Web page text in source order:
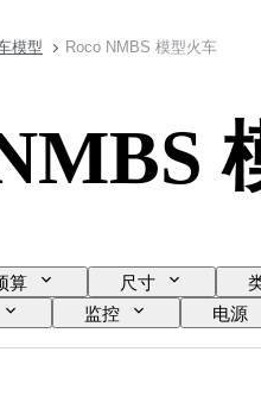
模型 Roco NMBS 模型火车
算 尺寸
监控 电源